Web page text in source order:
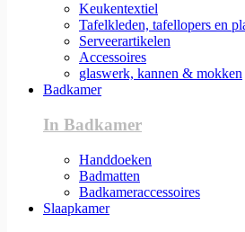
Keukentextiel
Tafelkleden, tafellopers en
Serveerartikelen
Accessoires
glaswerk, kannen & mokken
Badkamer
In Badkamer
Handdoeken
Badmatten
Badkameraccessoires
Slaapkamer